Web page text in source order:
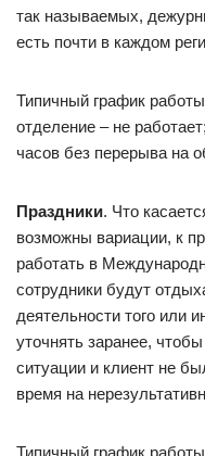
так называемых,
есть почти в каждом
Типичный график
отделение – не
часов без перерыва на
Праздники. Что
возможны вариации, к
работать в
сотрудники будут
деятельности того или
уточнять заранее,
ситуации и клиент не
время на
Типичный график